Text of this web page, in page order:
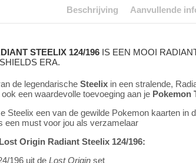
Beschrijving Aanvullende
STEELIX 124/196 IS EEN MOOI
ERA.
de legendarische Steelix in een stralende,
een waardevolle toevoeging aan je Pokemon
Steelix een van de gewilde Pokemon kaarten
een must voor jou als verzamelaar
Origin Radiant Steelix 124/196:
196 uit de Lost Origin set